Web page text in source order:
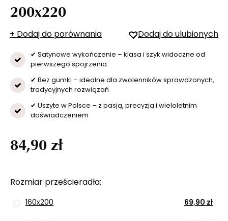
200x220
+ Dodaj do porównania Dodaj do ulubionych
✔ Satynowe wykończenie – klasa i szyk widoczne od
pierwszego spojrzenia
✔ Bez gumki – idealne dla zwolenników sprawdzonych,
tradycyjnych rozwiązań
✔ Uszyte w Polsce – z pasją, precyzją i wieloletnim
doświadczeniem
Rozmiar prześcieradła
160x200 69,90 zł
84,90 zł